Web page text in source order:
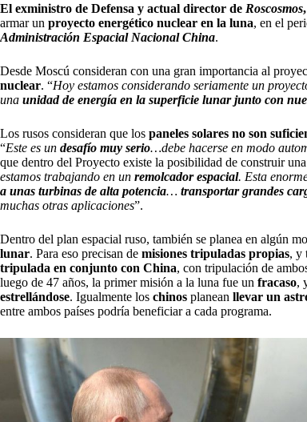
El exministro de Defensa y actual director de Roscosmos
armar un proyecto energético nuclear en la luna, en el
Administración Espacial Nacional China.
Desde Moscú consideran con una gran importancia al
nuclear. “Hoy estamos considerando seriamente un
una unidad de energía en la superficie lunar junto con
Los rusos consideran que los paneles solares no son
“Este es un desafío muy serio…debe hacerse en modo
que dentro del Proyecto existe la posibilidad de construir
estamos trabajando en un remolcador espacial. Esta
a unas turbinas de alta potencia… transportar grandes
muchas otras aplicaciones”.
Dentro del plan espacial ruso, también se planea en algún
lunar. Para eso precisan de misiones tripuladas propias, y
tripulada en conjunto con China, con tripulación de
luego de 47 años, la primer misión a la luna fue un fracaso,
estrellándose. Igualmente los chinos planean llevar un
entre ambos países podría beneficiar a cada programa.